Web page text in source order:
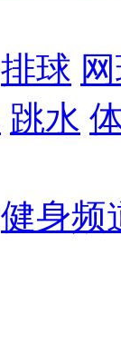
排球
跳水
健身频